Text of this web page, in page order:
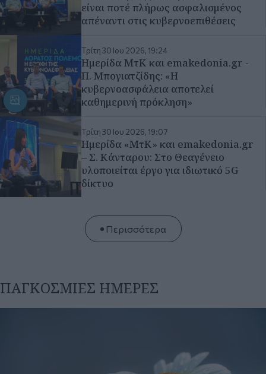
καθημερινή πρόκληση»
Ημερίδα «ΜτΚ» και emakedonia.gr
– Σ. Κάνταρου: Στο Θεαγένειο
υλοποιείται έργο για ιδιωτικό 5G
δίκτυο
Περισσότερα
ΠΑΓΚΟΣΜΙΕΣ ΗΜΕΡΕΣ